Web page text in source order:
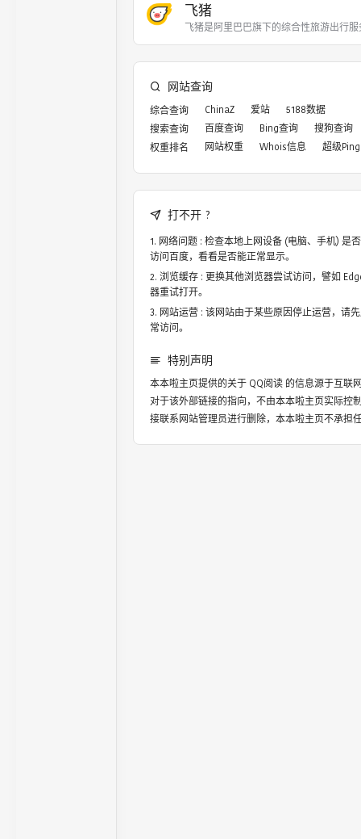
飞猪
飞猪是阿里巴巴旗下的综合性旅游出行
网站查询
综合查询 ChinaZ 爱站
5188数据
搜索查询
百度查询 Bing查询
搜狗查询
权重排名
网站权重 Whois信息 超级Ping
打不开 ?
网络问题 : 检查本地上网设备 (电脑、手机) 是
访问百度，看看是否能正常显示。
浏览缓存 : 更换其他浏览器尝试访问，譬如
器重试打开。
网站运营 : 该网站由于某些原因停止运营，请
常访问。
特别声明
本本啦主页提供的关于 QQ阅读的信息源于互联
对于该外部链接的指向，不由本本啦主页实际控
接联系网站管理员进行删除，本本啦主页不承担